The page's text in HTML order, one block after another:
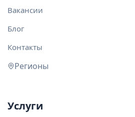
Вакансии
Блог
Контакты
Регионы
Услуги